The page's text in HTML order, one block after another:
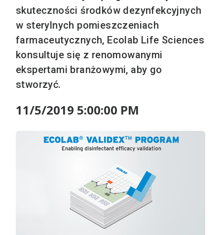
skuteczności środków dezynfekcyjnych
w sterylnych pomieszczeniach
farmaceutycznych, Ecolab Life Sciences
konsultuje się z renomowanymi
ekspertami branżowymi, aby go
stworzyć.
11/5/2019 5:00:00 PM